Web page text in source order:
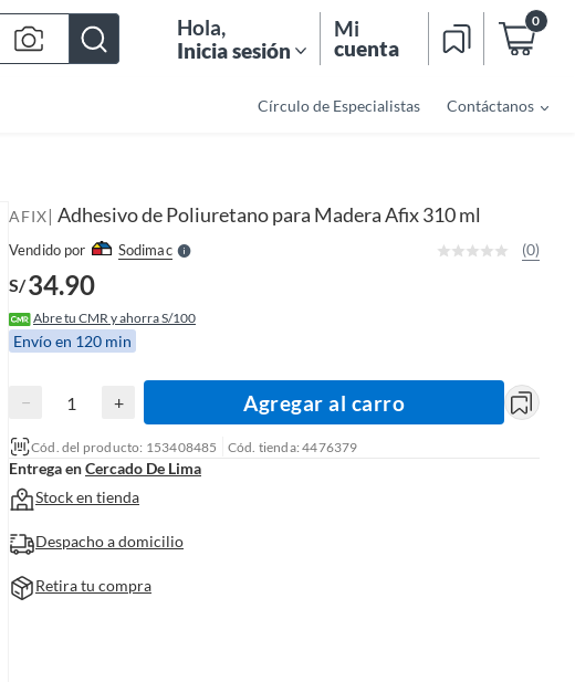
Hola,
Inicia sesión
Mi
cuenta
0
Círculo de Especialistas Contáctanos
AFIX| Adhesivo de Poliuretano para Madera Afix 310 ml
Vendido por SodimacS
l
(0)
S/34.90
Abre tu CMR y ahorra S/100
Envío en 120 min
− + Agregar al carro
Cód. del producto: 153408485 Cód. tienda: 4476379
Entrega enCercado De Lima
Stock en tienda
Despacho a domicilio
Retira tu compra